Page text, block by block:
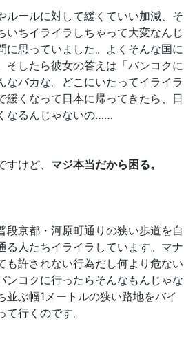
ルールに対して緩くていい加減、そ
いちイライラしちゃって大変なんじ
に思っていました。よくそんな国に
そしたら彼女の答えは「バンコクに
なバカな。どこにいたってイライラ
緩くなって日本に帰ってきたら、日
なるんじゃないの……
けど、 マジ本当だから困る。
段京都・河原町通りの狭い歩道を自
る人たちイライラしています。マナ
も許されない行為だし何より危ない
ンコクに行ったらそんなもんじゃな
並ぶ幅1メートルの狭い路地をバイ
行くのです。